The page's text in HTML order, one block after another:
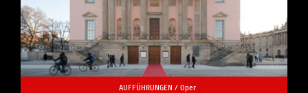
AUFFÜHRUNGEN / Oper